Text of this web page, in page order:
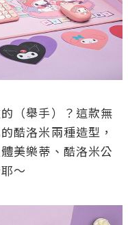
（舉手）？這款無
酷洛米兩種造型，
美樂蒂、酷洛米公
～